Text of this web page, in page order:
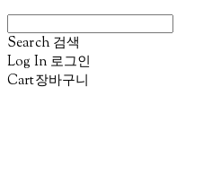
Search 검색
Log In 로그인
Cart장바구니